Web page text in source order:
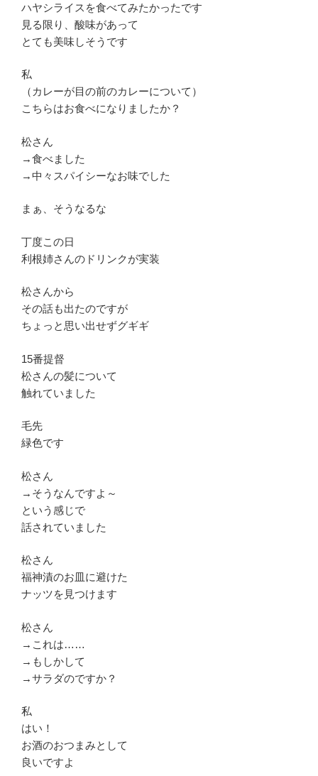
ハヤシライスを食べてみたかったです
見る限り、酸味があって
とても美味しそうです
私
（カレーが目の前のカレーについて）
こちらはお食べになりましたか？
松さん
→食べました
→中々スパイシーなお味でした
まぁ、そうなるな
丁度この日
利根姉さんのドリンクが実装
松さんから
その話も出たのですが
ちょっと思い出せずグギギ
15番提督
松さんの髪について
触れていました
毛先
緑色です
松さん
→そうなんですよ～
という感じで
話されていました
松さん
福神漬のお皿に避けた
ナッツを見つけます
松さん
→これは……
→もしかして
→サラダのですか？
私
はい！
お酒のおつまみとして
良いですよ